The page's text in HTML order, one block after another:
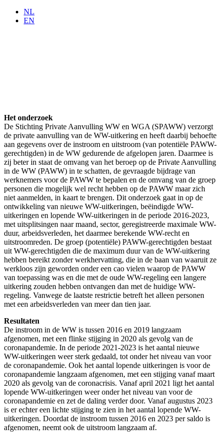
NL
EN
Het onderzoek
De Stichting Private Aanvulling WW en WGA (SPAWW) verzorgt
de private aanvulling van de WW-uitkering en heeft daarbij behoefte
aan gegevens over de instroom en uitstroom (van potentiële PAWW-
gerechtigden) in de WW gedurende de afgelopen jaren. Daarmee is
zij beter in staat de omvang van het beroep op de Private Aanvulling
in de WW (PAWW) in te schatten, de gevraagde bijdrage van
werknemers voor de PAWW te bepalen en de omvang van de groep
personen die mogelijk wel recht hebben op de PAWW maar zich
niet aanmelden, in kaart te brengen. Dit onderzoek gaat in op de
ontwikkeling van nieuwe WW-uitkeringen, beëindigde WW-
uitkeringen en lopende WW-uitkeringen in de periode 2016-2023,
met uitsplitsingen naar maand, sector, geregistreerde maximale WW-
duur, arbeidsverleden, het daarmee berekende WW-recht en
uitstroomreden. De groep (potentiële) PAWW-gerechtigden bestaat
uit WW-gerechtigden die de maximum duur van de WW-uitkering
hebben bereikt zonder werkhervatting, die in de baan van waaruit ze
werkloos zijn geworden onder een cao vielen waarop de PAWW
van toepassing was en die met de oude WW-regeling een langere
uitkering zouden hebben ontvangen dan met de huidige WW-
regeling. Vanwege de laatste restrictie betreft het alleen personen
met een arbeidsverleden van meer dan tien jaar.
Resultaten
De instroom in de WW is tussen 2016 en 2019 langzaam
afgenomen, met een flinke stijging in 2020 als gevolg van de
coronapandemie. In de periode 2021-2023 is het aantal nieuwe
WW-uitkeringen weer sterk gedaald, tot onder het niveau van voor
de coronapandemie. Ook het aantal lopende uitkeringen is voor de
coronapandemie langzaam afgenomen, met een stijging vanaf maart
2020 als gevolg van de coronacrisis. Vanaf april 2021 ligt het aantal
lopende WW-uitkeringen weer onder het niveau van voor de
coronapandemie en zet de daling verder door. Vanaf augustus 2023
is er echter een lichte stijging te zien in het aantal lopende WW-
uitkeringen. Doordat de instroom tussen 2016 en 2023 per saldo is
afgenomen, neemt ook de uitstroom langzaam af.